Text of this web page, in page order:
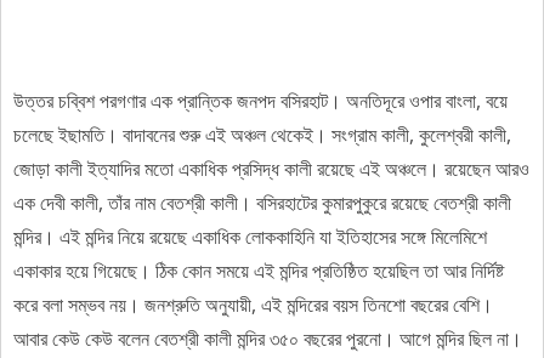
উত্তর চব্বিশ পরগণার এক প্রান্তিক জনপদ বসিরহাট। অনতিদূরে ওপার বাংলা, বয়ে
চলেছে ইছামতি। বাদাবনের শুরু এই অঞ্চল থেকেই। সংগ্রাম কালী, কুলেশ্বরী কালী,
জোড়া কালী ইত্যাদির মতো একাধিক প্রসিদ্ধ কালী রয়েছে এই অঞ্চলে। রয়েছেন আরও
এক দেবী কালী, তাঁর নাম বেতশ্রী কালী। বসিরহাটের কুমারপুকুরে রয়েছে বেতশ্রী কালী
মন্দির। এই মন্দির নিয়ে রয়েছে একাধিক লোককাহিনি যা ইতিহাসের সঙ্গে মিলেমিশে
একাকার হয়ে গিয়েছে। ঠিক কোন সময়ে এই মন্দির প্রতিষ্ঠিত হয়েছিল তা আর নির্দিষ্ট
করে বলা সম্ভব নয়। জনশ্রুতি অনুযায়ী, এই মন্দিরের বয়স তিনশো বছরের বেশি।
আবার কেউ কেউ বলেন বেতশ্রী কালী মন্দির ৩৫০ বছরের পুরনো। আগে মন্দির ছিল না।